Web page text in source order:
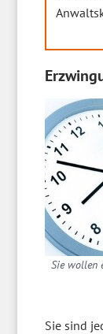
Sie wollen
Sie sind